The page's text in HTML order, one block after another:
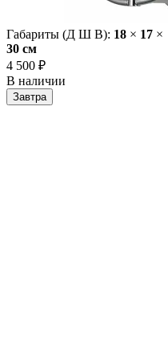
Габариты (Д Ш В): 18 × 17 ×
30 cм
4 500 ₽
В наличии
Завтра